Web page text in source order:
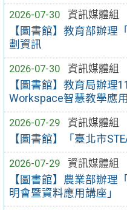
2026-07-30
資訊媒體組
【圖書館】教育部辦理
劃資訊
2026-07-30
資訊媒體組
【圖書館】教育局辦理
Workspace智慧教學應
2026-07-29
資訊媒體組
【圖書館】「臺北市
2026-07-29
資訊媒體組
【圖書館】農業部辦理
明會暨資料應用講座」